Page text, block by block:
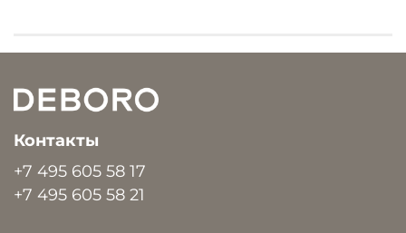
Контакты
+7 495 605 58 17
+7 495 605 58 21